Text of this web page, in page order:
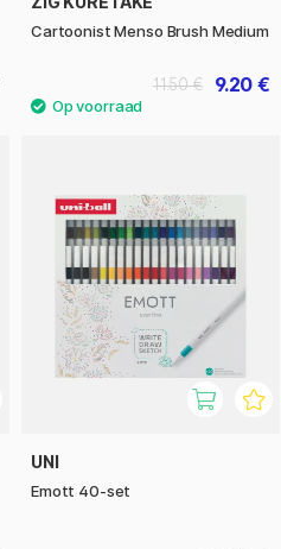
Cartoonist Menso Brush Medium
9.20 €
11.50 €
UNI
Emott 40-set